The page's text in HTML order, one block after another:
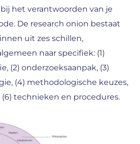
het verantwoorden van je
De research onion bestaat
uit zes schillen,
naar specifiek: (1)
(2) onderzoeksaanpak, (3)
(4) methodologische keuzes,
(6) technieken en procedures.